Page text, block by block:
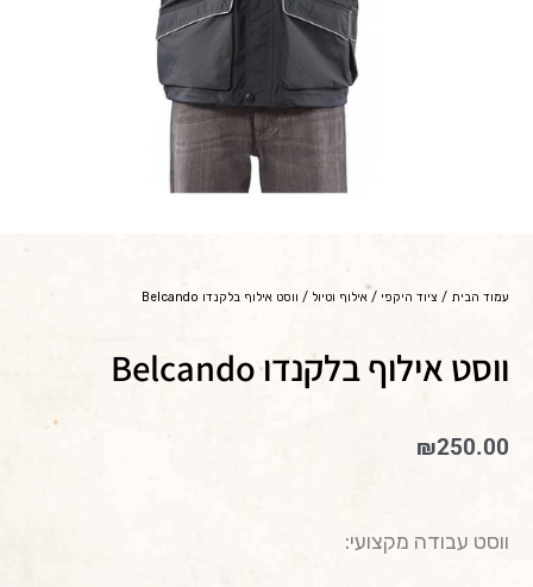
עמוד הבית / ציוד היקפי / אילוף וטיול / ווסט אילוף בלקנדו Belcando
ווסט אילוף בלקנדו Belcando
₪250.00
ווסט עבודה מקצועי: